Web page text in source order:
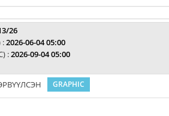
26
:2026-06-04 05:00
:2026-09-04 05:00
GRAPHIC